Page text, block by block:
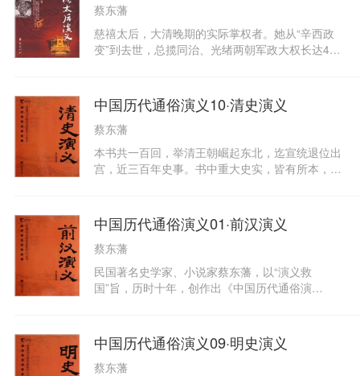
孙多半昏愦糊涂，暴虐百姓百姓受苦不堪，遂铤而
走险相聚为乱。所以历代相传，总有兴亡。天下无
不散的筵席从古无不灭的帝家。近百年来，中外人
士究心政治统说皇帝制度实是不良欲要一劳永逸除
儿夺还，四千六百多年的皇帝制度一古脑儿扫清。
四万万同胞总道是民国肇兴震铄古今，从此光天化
日函夏无尘，大家安享太平了。谁知民国二年，你
也集会，我也集会各自命为政党,分门别户，互相诋
诽已把’共和”二字抛在脑后，及至民国十年苍狗白
蔡东藩
慈禧太后，大清晚期的实际掌权者。她从“辛西政
变”到去世，总揽同治、光绪两朝军政大权长达47
命，不是皇帝赛似皇帝……《慈禧太后演义》收录
了慈禧太后当政期间的重大历史事件，同时杂以遗
闻，通过跌宕起伏的情节和惟妙惟肖的心理刻画，
剖析了慈禧太后从小到大，再到掌权期间的清末历
史以及各国对清态度。《慈禧太后演义》为您再现
慈禧太后神奇的一生！蔡东藩先生的这套《中国历
丰富，叙述有法，理趣兼备，以事必纪实、语不求
深为本，力求即古证今，惩恶扬善，为通俗史著经
典。他以十年之功，穷一人之力，终于完成了他的
宿愿，他把以历史悠久而著称的中国的全部历史一
一活生生地呈现在笔下，这是一项了不起的文化工
化”自觉追求和倾向，使得蔡东藩有着“可与列代史
策并传不朽”的自信。蔡东藩的历史通俗演义跨度
大，朝代多，人物众多，头绪纷繁，史事复杂。却
中国历代通俗演义10·清史演义
蔡东藩
本书共一百回，举清王朝崛起东北，迄宣统退位出
宫，近三百年史事。书中重大史实，皆有所本，演
遗族逃奔东北伏处海滨，取“长白山下居民”之意,自
命“爱新觉罗氏”，并建满洲国；于是举旗改称“满
族”。经过几百年，相传了几代人，族中帮出了一
个智勇双全出类拔萃的人物，于是又排演出二百六
十八年的清朝历史。清朝一统中原，总道是千秋万
岁、绵延不绝,可以与天同体了。谁知异族船坚炮
患未了,内忧又起,武昌发难,各省响应，竟把大清朝
生生地推翻了。后人多说清朝政治不良，百般辱骂,
中国历代通俗演义01·前汉演义
蔡东藩
民国著名史学家、小说家蔡东藩，以“演义救
国”旨，历时十年，创作出《中国历代通俗演
重一时，深受读者青睐。这套书的编写体例综合了
《三国演义》及毛宗岗的批注，有正文、有批注、
有总批，只不过是蔡东藩自批自注。通过这些批
中国历代通俗演义09·明史演义
蔡东藩